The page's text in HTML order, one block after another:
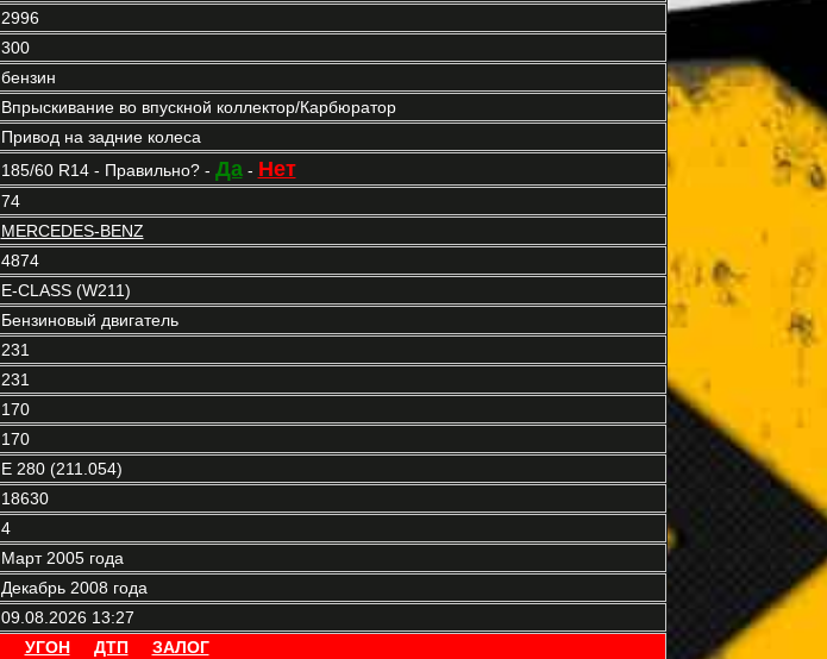
2996
300
бензин
Впрыскивание во впускной коллектор/Карбюратор
Привод на задние колеса
185/60 R14 - Правильно? - Да- Нет
74
MERCEDES-BENZ
4874
E-CLASS (W211)
Бензиновый двигатель
231
231
170
170
E 280 (211.054)
18630
4
Март 2005 года
Декабрь 2008 года
09.08.2026 13:27
УГОН ДТП ЗАЛОГ